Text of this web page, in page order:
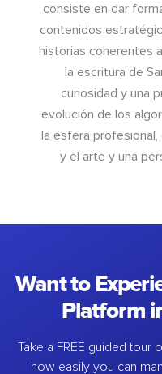
consiste en dar
contenidos
historias coherentes
la escritura de
curiosidad y una
evolución de los
la esfera
y el arte y una
Want to
Platform
Take a FREE guided tour
how easily you can